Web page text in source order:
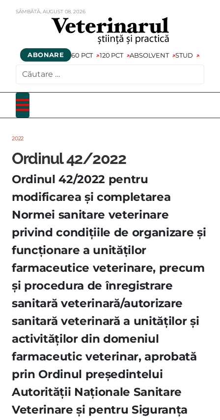
SÂMBĂTĂ, AUGUST 08,2026
ABONARE 60 PCT 120 PCT ABSOLVENT STUD
2022
Ordinul 42/2022
Ordinul 42/2022 pentru
modificarea şi completarea
Normei sanitare veterinare
privind condiţiile de organizare şi
funcţionare a unităţilor
farmaceutice veterinare, precum
şi procedura de înregistrare
sanitară veterinară/autorizare
sanitară veterinară a unităţilor şi
activităţilor din domeniul
farmaceutic veterinar, aprobată
prin Ordinul preşedintelui
Autorităţii Naţionale Sanitare
Veterinare şi pentru Siguranţa